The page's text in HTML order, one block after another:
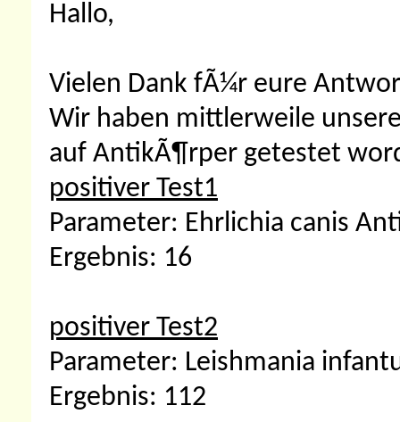
Hallo,
Vielen Dank fÃ¼r eure
Wir haben mittlerweile
auf AntikÃ¶rper getestet
positiver Test1
Parameter: Ehrlichia canis
Ergebnis: 16
positiver Test2
Parameter: Leishmania
Ergebnis: 112